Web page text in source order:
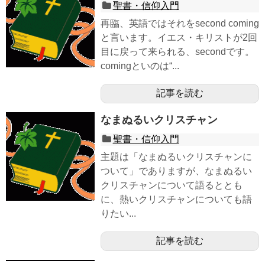
聖書・信仰入門
再臨、英語ではそれをsecond coming
と言います。イエス・キリストが2回
目に戻って来られる、secondです。
comingといのは“...
記事を読む
なまぬるいクリスチャン
聖書・信仰入門
主題は「なまぬるいクリスチャンに
ついて」でありますが、なまぬるい
クリスチャンについて語るととも
に、熱いクリスチャンについても語
りたい...
記事を読む